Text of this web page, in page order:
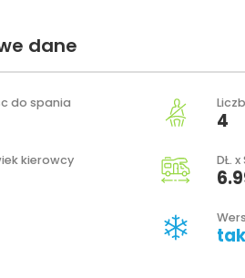
dane
do spania
4
kierowcy DŁ.
tak